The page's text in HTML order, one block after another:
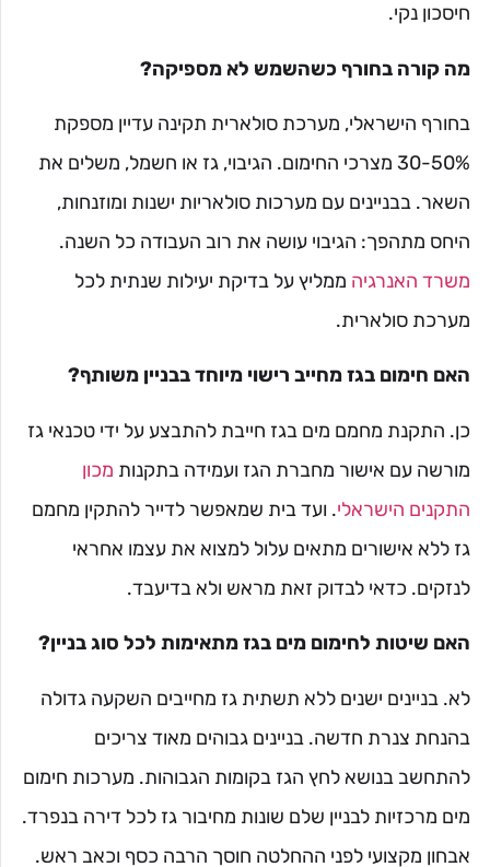
חיסכון נקי.
מה קורה בחורף כשהשמש לא מספיקה?
בחורף הישראלי, מערכת סולארית תקינה עדיין מספקת
30-50% מצרכי החימום. הגיבוי, גז או חשמל, משלים את
השאר. בבניינים עם מערכות סולאריות ישנות ומוזנחות,
היחס מתהפך: הגיבוי עושה את רוב העבודה כל השנה.
משרד האנרגיה ממליץ על בדיקת יעילות שנתית לכל
מערכת סולארית.
האם חימום בגז מחייב רישוי מיוחד בבניין משותף?
כן. התקנת מחמם מים בגז חייבת להתבצע על ידי טכנאי גז
מורשה עם אישור מחברת הגז ועמידה בתקנות מכון
התקנים הישראלי. ועד בית שמאפשר לדייר להתקין מחמם
גז ללא אישורים מתאים עלול למצוא את עצמו אחראי
לנזקים. כדאי לבדוק זאת מראש ולא בדיעבד.
האם שיטות לחימום מים בגז מתאימות לכל סוג בניין?
לא. בניינים ישנים ללא תשתית גז מחייבים השקעה גדולה
בהנחת צנרת חדשה. בניינים גבוהים מאוד צריכים
להתחשב בנושא לחץ הגז בקומות הגבוהות. מערכות חימום
מים מרכזיות לבניין שלם שונות מחיבור גז לכל דירה בנפרד.
אבחון מקצועי לפני ההחלטה חוסך הרבה כסף וכאב ראש.